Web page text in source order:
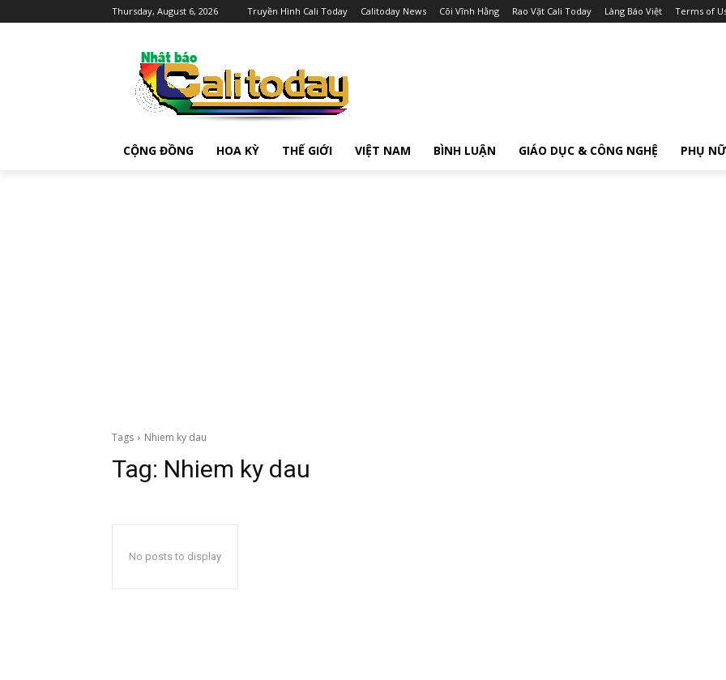
Thursday, August 6, 2026 Truyền Hình Cali Today Calitoday News Cõi Vĩnh Hằng Rao Vặt Cali Today Làng Báo Việt Terms of
CỘNG ĐỒNG HOA KỲ THẾ GIỚI VIỆT NAM BÌNH LUẬN GIÁO DỤC & CÔNG NGHỆ PHỤ NỮ
Tags Nhiem ky dau
Tag: Nhiem ky dau
No posts to display